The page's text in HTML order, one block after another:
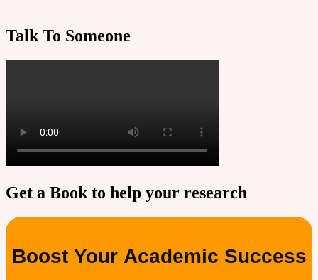
Talk To Someone
Get a Book to help your research
Boost Your Academic Success